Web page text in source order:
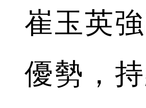
崔玉英
優勢，